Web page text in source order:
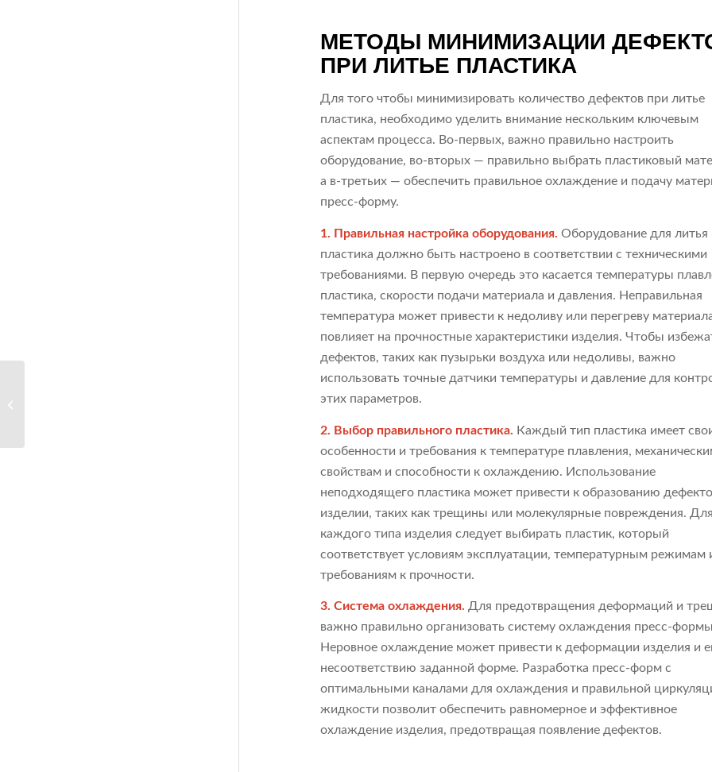
МЕТОДЫ МИНИМИЗАЦИИ
ПРИ ЛИТЬЕ ПЛАСТИКА
Для того чтобы минимизировать количество дефектов при литье
пластика, необходимо уделить внимание нескольким ключевым
аспектам процесса. Во-первых, важно правильно настроить
оборудование, во-вторых — правильно выбрать пластиковый
а в-третьих — обеспечить правильное охлаждение и подачу
пресс-форму.
1. Правильная настройка оборудования. Оборудование для литья
пластика должно быть настроено в соответствии с техническими
требованиями. В первую очередь это касается температуры
пластика, скорости подачи материала и давления. Неправильная
температура может привести к недоливу или перегреву
повлияет на прочностные характеристики изделия. Чтобы
дефектов, таких как пузырьки воздуха или недоливы, важно
использовать точные датчики температуры и давление для
этих параметров.
2. Выбор правильного пластика. Каждый тип пластика имеет
особенности и требования к температуре плавления,
свойствам и способности к охлаждению. Использование
неподходящего пластика может привести к образованию
изделии, таких как трещины или молекулярные повреждения. Для
каждого типа изделия следует выбирать пластик, который
соответствует условиям эксплуатации, температурным режимам
требованиям к прочности.
3. Система охлаждения. Для предотвращения деформаций и
важно правильно организовать систему охлаждения пресс-
Неровное охлаждение может привести к деформации изделия и
несоответствию заданной форме. Разработка пресс-форм с
оптимальными каналами для охлаждения и правильной
жидкости позволит обеспечить равномерное и эффективное
охлаждение изделия, предотвращая появление дефектов.